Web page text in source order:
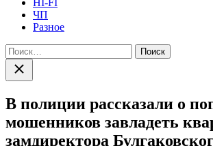
HI-FI
ЧП
Разное
Найти:
Закрыть
поиск
В полиции рассказали о
мошенников завладеть
замдиректора